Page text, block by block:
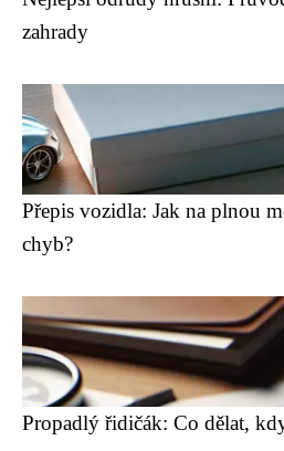
zahrady
Přepis vozidla: Jak na plnou
chyb?
Propadlý řidičák: Co dělat,